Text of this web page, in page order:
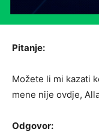
Pitanje:
Možete li mi kazati
mene nije ovdje,
Odgovor: